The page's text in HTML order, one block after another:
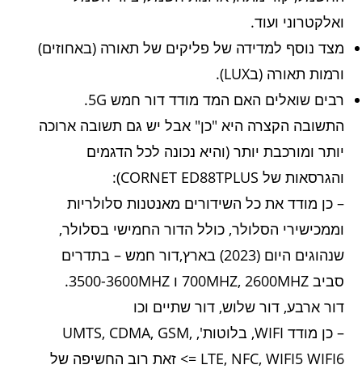
ואלקטרוני ועוד.
מצד נוסף למדידה של פליקים של תאורה (באחוזים)
ורמות תאורה (בLUX).
רבים שואלים האם המד מודד דור חמש 5G.
התשובה הקצרה היא "כן" אבל יש גם תשובה ארוכה
יותר ומורכבת יותר (והיא נכונה לכל הדגמים
והגרסאות של CORNET ED88TPLUS):
– כן מודד את כל השידורים מאנטנות סלולריות
וממכישירי הסלולר, כולל הדור החמישי בסלולר,
שנהוגים היום (2023) בארץ,דור חמש – בתדרים
סביב 700MHZ, 2600MHZ ו 3500-3600MHZ.
דור ארבע, דור שלוש, דור שתיים וכו
– כן מודד WIFI, בלוטות', UMTS, CDMA, GSM,
LTE, NFC, WIFI5 WIFI6 => זאת רוב החשיפה של